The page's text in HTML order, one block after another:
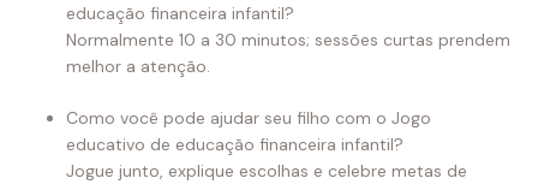
educação financeira infantil?
Normalmente 10 a 30 minutos; sessões curtas prendem
melhor a atenção.
Como você pode ajudar seu filho com o Jogo
educativo de educação financeira infantil?
Jogue junto, explique escolhas e celebre metas de